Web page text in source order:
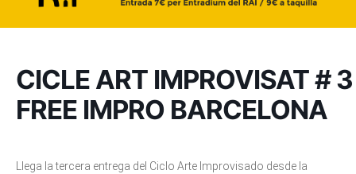
CICLE ART IMPROVISAT # 3
FREE IMPRO BARCELONA
Llega la tercera entrega del Ciclo Arte Improvisado desde la